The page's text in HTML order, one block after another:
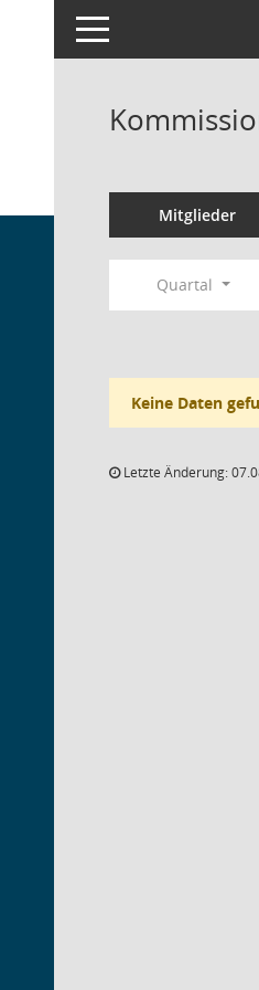
Toggle navigation
Mitglieder
Quartal
Keine Daten
Letzte Änderung: